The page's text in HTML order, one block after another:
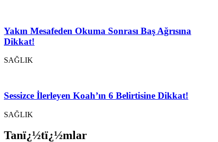
Yakın Mesafeden Okuma Sonrası Baş Ağrısına
Dikkat!
SAĞLIK
Sessizce İlerleyen Koah’ın 6 Belirtisine Dikkat!
SAĞLIK
Tanï¿½tï¿½mlar